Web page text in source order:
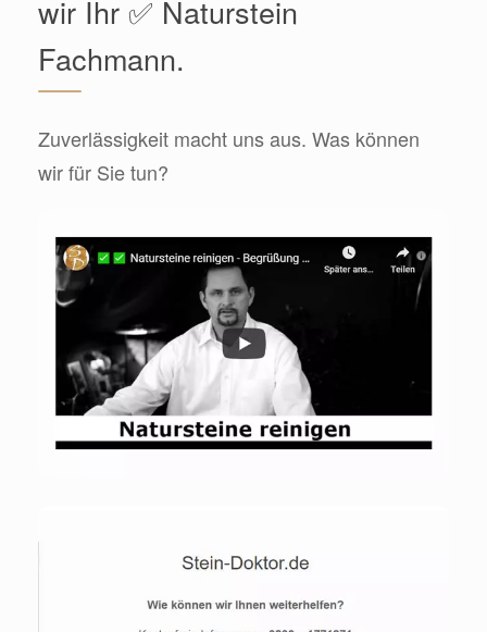
wir Ihr ✅ Naturstein
Fachmann.
Zuverlässigkeit macht uns aus. Was können
wir für Sie tun?